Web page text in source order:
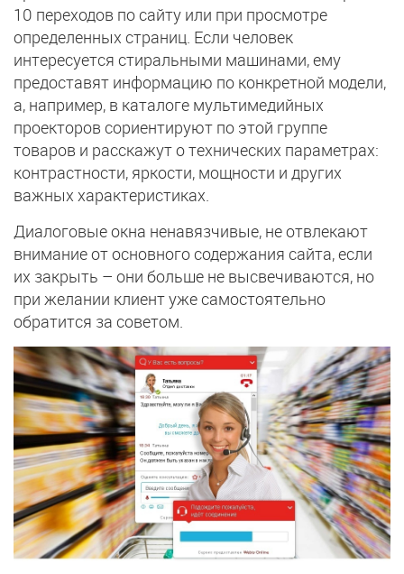
10 переходов по сайту или при просмотре
определенных страниц. Если человек
интересуется стиральными машинами, ему
предоставят информацию по конкретной модели,
а, например, в каталоге мультимедийных
проекторов сориентируют по этой группе
товаров и расскажут о технических параметрах:
контрастности, яркости, мощности и других
важных характеристиках.
Диалоговые окна ненавязчивые, не отвлекают
внимание от основного содержания сайта, если
их закрыть – они больше не высвечиваются, но
при желании клиент уже самостоятельно
обратится за советом.